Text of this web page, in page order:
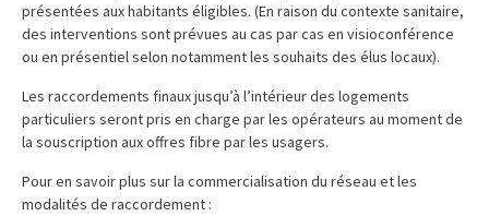
présentées aux habitants éligibles. (En raison du contexte sanitaire,
des interventions sont prévues au cas par cas en visioconférence
ou en présentiel selon notamment les souhaits des élus locaux).
Les raccordements finaux jusqu’à l’intérieur des logements
particuliers seront pris en charge par les opérateurs au moment de
la souscription aux offres fibre par les usagers.
Pour en savoir plus sur la commercialisation du réseau et les
modalités de raccordement :